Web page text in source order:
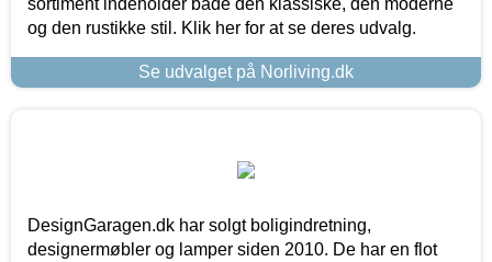
og den rustikke stil. Klik her for at se deres udvalg.
Se udvalget på Norliving.dk
DesignGaragen.dk har solgt boligindretning,
designermøbler og lamper siden 2010. De har en flot